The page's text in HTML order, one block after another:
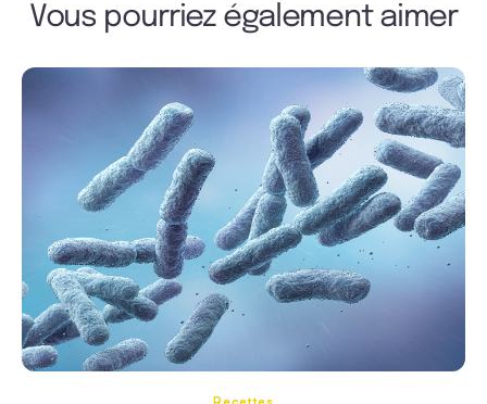
Vous pourriez également aimer